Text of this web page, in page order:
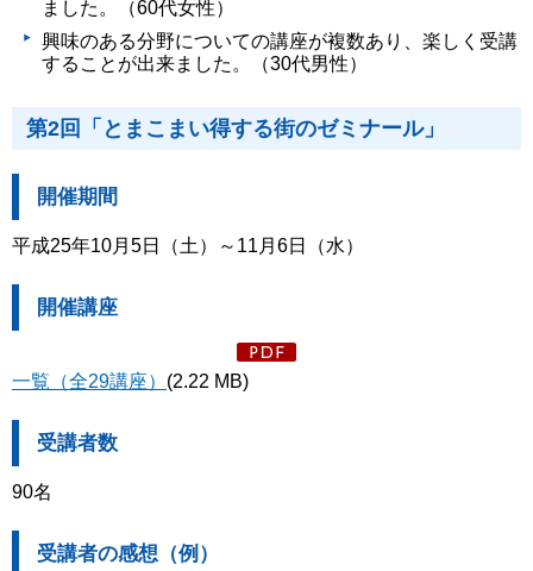
ました。（60代女性）
興味のある分野についての講座が複数あり、楽しく受講
することが出来ました。（30代男性）
第2回「とまこまい得する街のゼミナール」
開催期間
平成25年10月5日（土）～11月6日（水）
開催講座
一覧（全29講座） (2.22 MB)
受講者数
90名
受講者の感想（例）